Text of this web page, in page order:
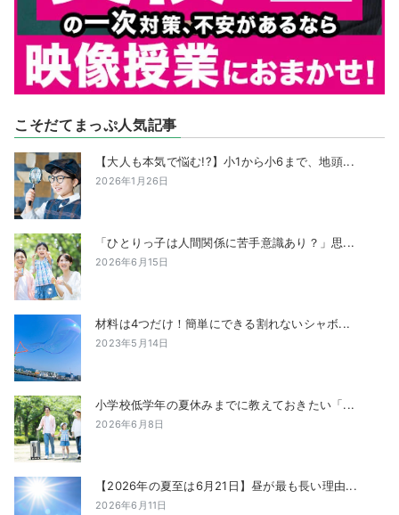
こそだてまっぷ人気記事
【大人も本気で悩む!?】小1から小6まで、地頭...
2026年1月26日
「ひとりっ子は人間関係に苦手意識あり？」思...
2026年6月15日
材料は4つだけ！簡単にできる割れないシャボ...
2023年5月14日
小学校低学年の夏休みまでに教えておきたい「...
2026年6月8日
【2026年の夏至は6月21日】昼が最も長い理由...
2026年6月11日